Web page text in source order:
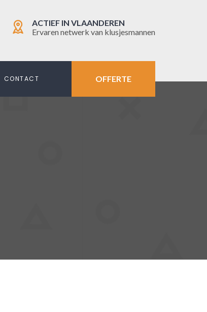
ACTIEF IN VLAANDEREN
Ervaren netwerk van klusjesmannen
CONTACT OFFERTE